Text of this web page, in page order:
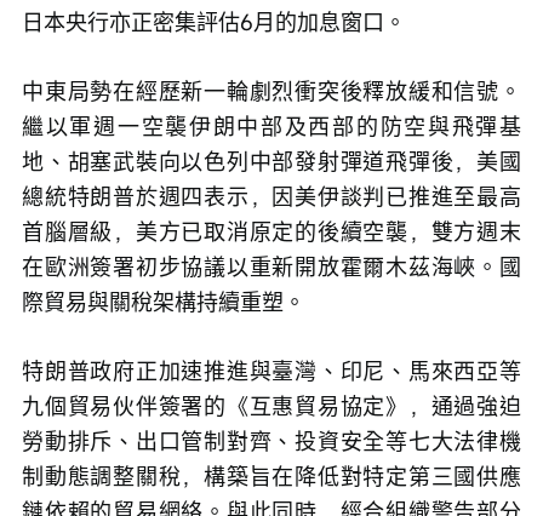
日本央行亦正密集評估6月的加息窗口。
中東局勢在經歷新一輪劇烈衝突後釋放緩和信號。
繼以軍週一空襲伊朗中部及西部的防空與飛彈基
地、胡塞武裝向以色列中部發射彈道飛彈後，美國
總統特朗普於週四表示，因美伊談判已推進至最高
首腦層級，美方已取消原定的後續空襲，雙方週末
在歐洲簽署初步協議以重新開放霍爾木茲海峽。國
際貿易與關稅架構持續重塑。
特朗普政府正加速推進與臺灣、印尼、馬來西亞等
九個貿易伙伴簽署的《互惠貿易協定》，通過強迫
勞動排斥、出口管制對齊、投資安全等七大法律機
制動態調整關稅，構築旨在降低對特定第三國供應